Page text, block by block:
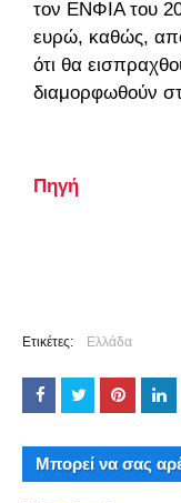
τον ΕΝΦΙΑ του
ευρώ, καθώς,
ότι θα
διαμορφωθούν
Πηγή
Ετικέτες: Ελλάδα
Μπορεί να σας